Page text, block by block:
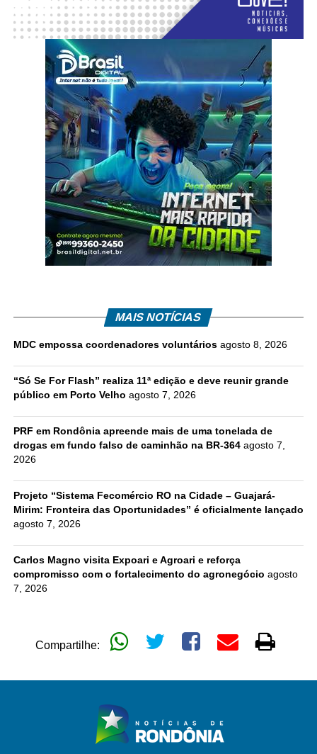
MAIS NOTÍCIAS
MDC empossa coordenadores voluntários agosto 8, 2026
“Só Se For Flash” realiza 11ª edição e deve reunir grande
público em Porto Velho agosto 7, 2026
PRF em Rondônia apreende mais de uma tonelada de
drogas em fundo falso de caminhão na BR-364 agosto 7,
2026
Projeto “Sistema Fecomércio RO na Cidade – Guajará-
Mirim: Fronteira das Oportunidades” é oficialmente lançado
agosto 7, 2026
Carlos Magno visita Expoari e Agroari e reforça
compromisso com o fortalecimento do agronegócio agosto
7, 2026
Compartilhe: